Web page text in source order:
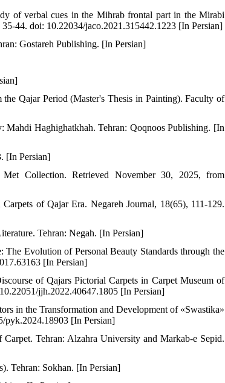
of verbal cues in the Mihrab frontal part in the Mirabi
44. doi: 10.22034/jaco.2021.315442.1223 [In Persian]
Gostareh Publishing. [In Persian]
Qajar Period (Master's Thesis in Painting). Faculty of
Haghighatkhah. Tehran: Qoqnoos Publishing. [In
[In Persian]
Collection. Retrieved November 30, 2025, from
of Qajar Era. Negareh Journal, 18(65), 111-129.
Tehran: Negah. [In Persian]
Evolution of Personal Beauty Standards through the
[In Persian]
of Qajars Pictorial Carpets in Carpet Museum of
jjh.2022.40647.1805 [In Persian]
in the Transformation and Development of «Swastika»
pyk.2024.18903 [In Persian]
Tehran: Alzahra University and Markab-e Sepid.
Tehran: Sokhan. [In Persian]